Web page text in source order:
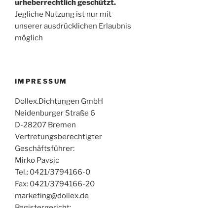
urheberrechtlich geschützt.
Jegliche Nutzung ist nur mit
unserer ausdrücklichen Erlaubnis
möglich
IMPRESSUM
Dollex.Dichtungen GmbH
Neidenburger Straße 6
D-28207 Bremen
Vertretungsberechtigter
Geschäftsführer:
Mirko Pavsic
Tel.: 0421/3794166-0
Fax: 0421/3794166-20
marketing@dollex.de